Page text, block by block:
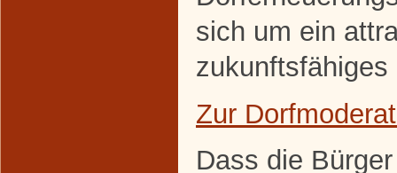
sich um ein
zukunftsfähiges
Zur
Dass die